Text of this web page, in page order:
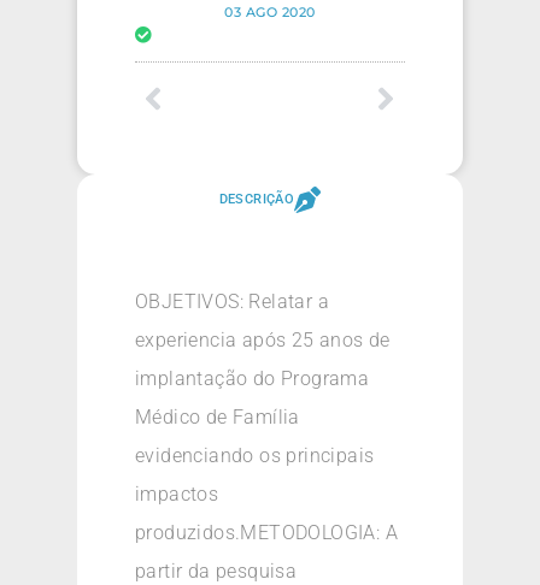
03 AGO 2020
DESCRIÇÃO
OBJETIVOS: Relatar a
experiencia após 25 anos de
implantação do Programa
Médico de Família
evidenciando os principais
impactos
produzidos.METODOLOGIA: A
partir da pesquisa